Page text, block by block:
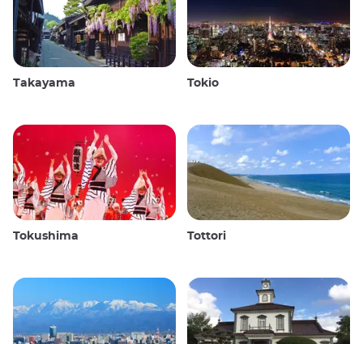
Takayama Tokio
Tokushima Tottori